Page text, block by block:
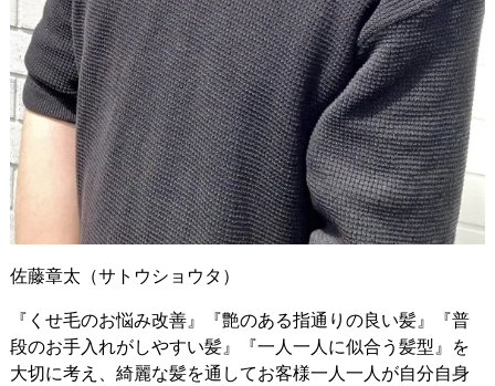
佐藤章太（サトウショウタ）
『くせ毛のお悩み改善』『艶のある指通りの良い髪』『普
段のお手入れがしやすい髪』『一人一人に似合う髪型』を
大切に考え、綺麗な髪を通してお客様一人一人が自分自身